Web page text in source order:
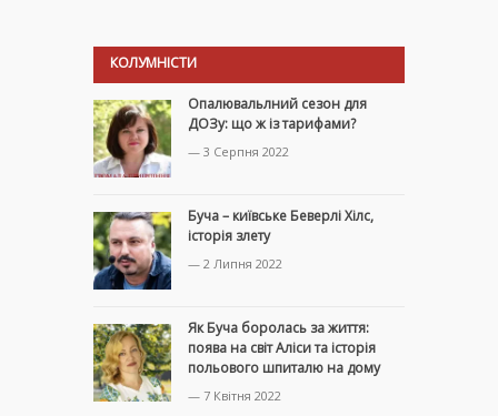
КОЛУМНІСТИ
Опалювальлний сезон для
ДОЗу: що ж із тарифами?
— 3 Серпня 2022
Буча – київське Беверлі Хілс,
історія злету
— 2 Липня 2022
Як Буча боролась за життя:
поява на світ Аліси та історія
польового шпиталю на дому
— 7 Квітня 2022